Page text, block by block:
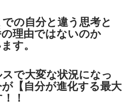
の自分と違う思考と
理由ではないのか
す。
で大変な状況になっ
【自分が進化する最大
！